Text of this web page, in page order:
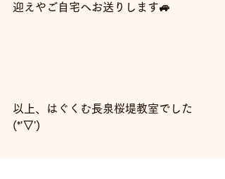
迎えやご自宅へお送りします🚙
以上、はぐくむ長泉桜堤教室でした
(*'▽')